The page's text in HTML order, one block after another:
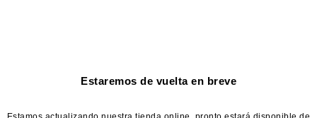
Estaremos de vuelta en breve